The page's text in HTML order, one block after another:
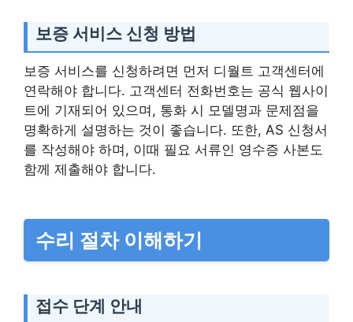
보증 서비스 신청 방법
보증 서비스를 신청하려면 먼저 디월트 고객센터에
연락해야 합니다. 고객센터 전화번호는 공식 웹사이
트에 기재되어 있으며, 통화 시 모델명과 문제점을
명확하게 설명하는 것이 좋습니다. 또한, AS 신청서
를 작성해야 하며, 이때 필요 서류인 영수증 사본도
함께 제출해야 합니다.
수리 절차 이해하기
접수 단계 안내